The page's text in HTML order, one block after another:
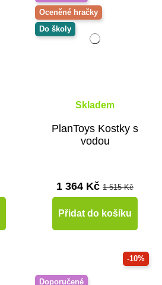
Oceněné hračky
Do školy
Skladem
PlanToys Kostky s
vodou
1 364 Kč 1 515 Kč
Přidat do košíku
-10%
Doporučené